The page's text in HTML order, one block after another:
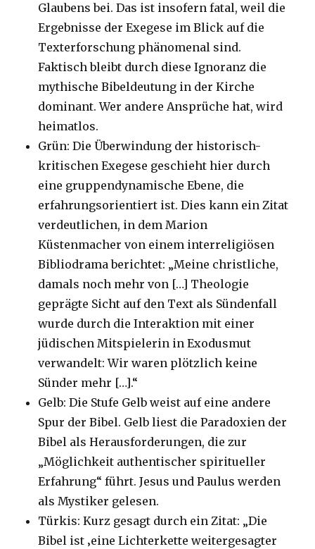
Glaubens bei. Das ist insofern fatal, weil die
Ergebnisse der Exegese im Blick auf die
Texterforschung phänomenal sind.
Faktisch bleibt durch diese Ignoranz die
mythische Bibeldeutung in der Kirche
dominant. Wer andere Ansprüche hat, wird
heimatlos.
Grün: Die Überwindung der historisch-
kritischen Exegese geschieht hier durch
eine gruppendynamische Ebene, die
erfahrungsorientiert ist. Dies kann ein Zitat
verdeutlichen, in dem Marion
Küstenmacher von einem interreligiösen
Bibliodrama berichtet: „Meine christliche,
damals noch mehr von […] Theologie
geprägte Sicht auf den Text als Sündenfall
wurde durch die Interaktion mit einer
jüdischen Mitspielerin in Exodusmut
verwandelt: Wir waren plötzlich keine
Sünder mehr […].“
Gelb: Die Stufe Gelb weist auf eine andere
Spur der Bibel. Gelb liest die Paradoxien der
Bibel als Herausforderungen, die zur
„Möglichkeit authentischer spiritueller
Erfahrung“ führt. Jesus und Paulus werden
als Mystiker gelesen.
Türkis: Kurz gesagt durch ein Zitat: „Die
Bibel ist ‚eine Lichterkette weitergesagter